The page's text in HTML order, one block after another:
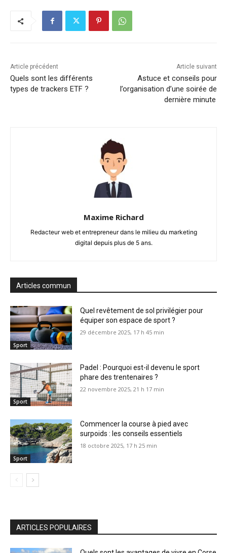
Article précédent
Quels sont les différents
types de trackers ETF ?
Article suivant
Astuce et conseils pour
l’organisation d’une soirée de
dernière minute
Maxime Richard
Redacteur web et entrepreneur dans le milieu du marketing
digital depuis plus de 5 ans.
Articles commun
Sport
Quel revêtement de sol privilégier pour
équiper son espace de sport ?
29 décembre 2025, 17 h 45 min
Sport
Padel : Pourquoi est-il devenu le sport
phare des trentenaires ?
22 novembre 2025, 21 h 17 min
Sport
Commencer la course à pied avec
surpoids : les conseils essentiels
18 octobre 2025, 17 h 25 min
ARTICLES POPULAIRES